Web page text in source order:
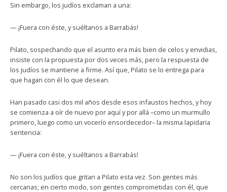
Sin embargo, los judíos exclaman a una:
— ¡Fuera con éste, y suéltanos a Barrabás!
Pilato, sospechando que el asunto era más bien de celos y envidias,
insiste con la propuesta por dos veces más, pero la respuesta de
los judíos se mantiene a firme. Así que, Pilato se lo entrega para
que hagan con él lo que desean.
Han pasado casi dos mil años desde esos infaustos hechos, y hoy
se comienza a oír de nuevo por aquí y por allá –como un murmullo
primero, luego como un vocerío ensordecedor– la misma lapidaria
sentencia:
— ¡Fuera con éste, y suéltanos a Barrabás!
No son los judíos que gritan a Pilato esta vez. Son gentes más
cercanas; en cierto modo, son gentes comprometidas con él, que